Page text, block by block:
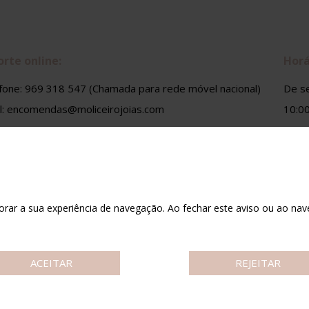
969 318 547 (Chamada para rede móvel nacional)
encomendas@moliceirojoias.com
De
a sua experiência de navegação. Ao fechar este aviso ou ao
ACEITAR REJEITAR